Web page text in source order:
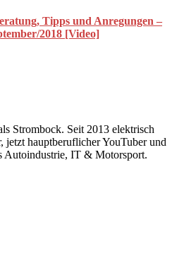
Tipps und Anregungen –
2018 [Video]
Strombock. Seit 2013 elektrisch
jetzt hauptberuflicher YouTuber und
Autoindustrie, IT & Motorsport.